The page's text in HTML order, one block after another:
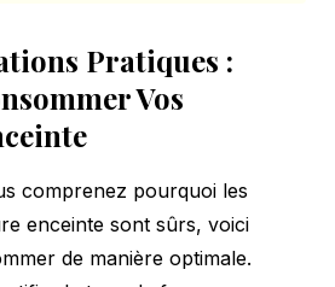
Pratiques :
Vos
comprenez pourquoi les
enceinte sont sûrs, voici
de manière optimale.